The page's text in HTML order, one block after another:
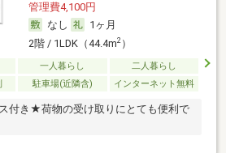
管理費4,100円
なし
1ヶ月
2階 / 1LDK（44.4m2）
一人暮らし
二人暮らし
駐車場(近隣含) インターネット無料
付き★荷物の受け取りにとても便利で